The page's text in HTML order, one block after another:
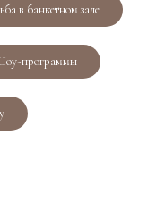
в банкетном зале
программы